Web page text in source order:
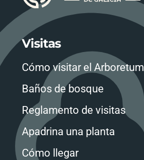
Visitas
Cómo visitar el Arboretum
Baños de bosque
Reglamento de visitas
Apadrina una planta
Cómo llegar